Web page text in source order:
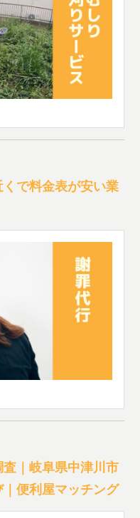
で料金表が安い業
｜岐阜県中津川市
便利屋マッチング